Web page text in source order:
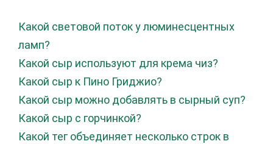
Какой световой поток у люминесцентных
ламп?
Какой сыр используют для крема чиз?
Какой сыр к Пино Гриджио?
Какой сыр можно добавлять в сырный суп?
Какой сыр с горчинкой?
Какой тег объединяет несколько строк в